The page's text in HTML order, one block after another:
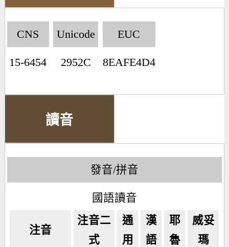
CNS
15-6454
Unicode
2952C
EUC
8EAFE4D4
讀音
發音/拼音
國語讀音
注音
注音二
式
通
用
漢
語
耶
魯
威妥
瑪